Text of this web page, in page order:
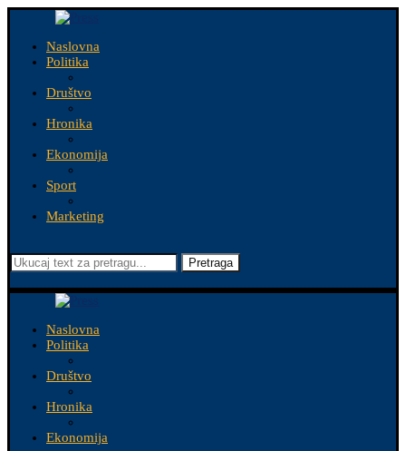
Naslovna
Politika
Društvo
Hronika
Ekonomija
Sport
Marketing
Pretraga
Naslovna
Politika
Društvo
Hronika
Ekonomija